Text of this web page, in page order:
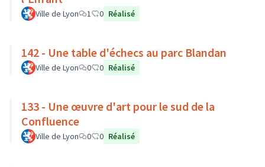
Ville de Lyon 1 0 Réalisé
142 - Une table d'échecs au parc Blandan
Ville de Lyon 0 0 Réalisé
133 - Une œuvre d'art pour le sud de la
Confluence
Ville de Lyon 0 0 Réalisé